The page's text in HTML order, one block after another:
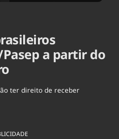
a partir do
ter direito de receber